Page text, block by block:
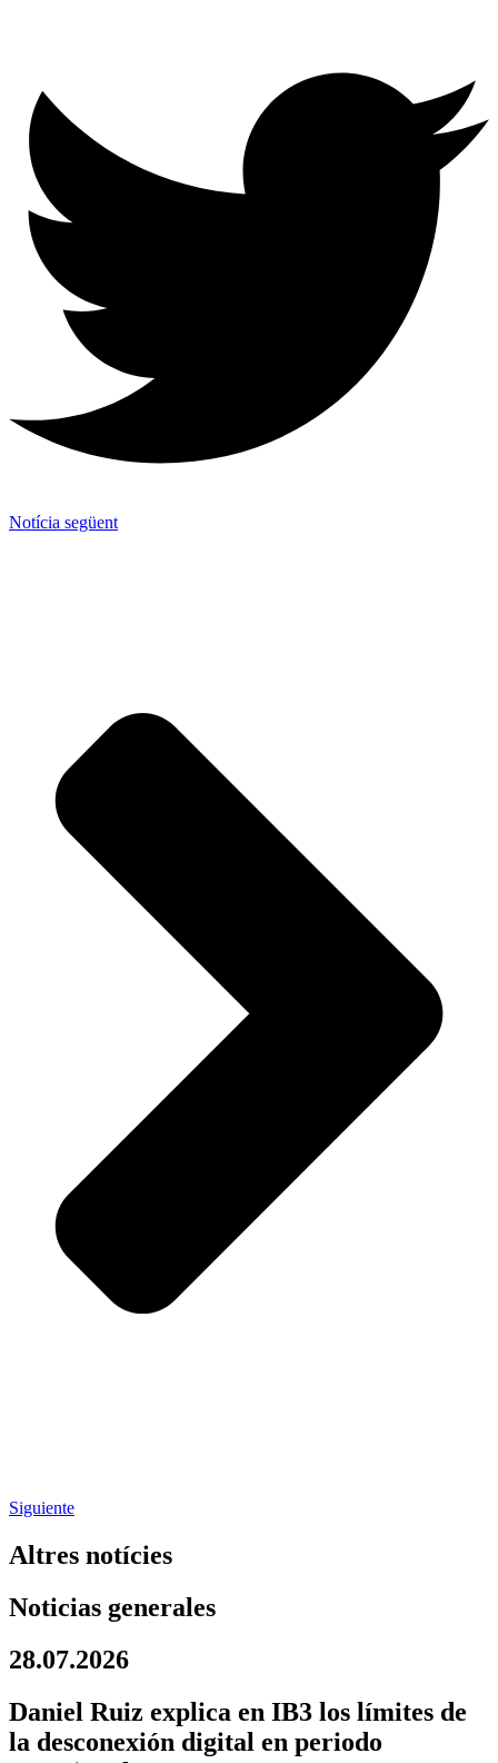
Notícia següent
Siguiente
Altres notícies
Noticias generales
28.07.2026
Daniel Ruiz explica en IB3 los límites de
la desconexión digital en periodo